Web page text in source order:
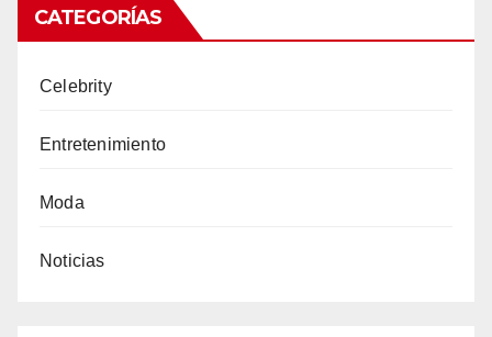
CATEGORÍAS
Celebrity
Entretenimiento
Moda
Noticias